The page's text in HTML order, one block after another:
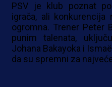
PSV je klub poznat
igrača, ali
ogromna. Trener Peter
punim talenata,
Johana Bakayoka i
da su spremni za